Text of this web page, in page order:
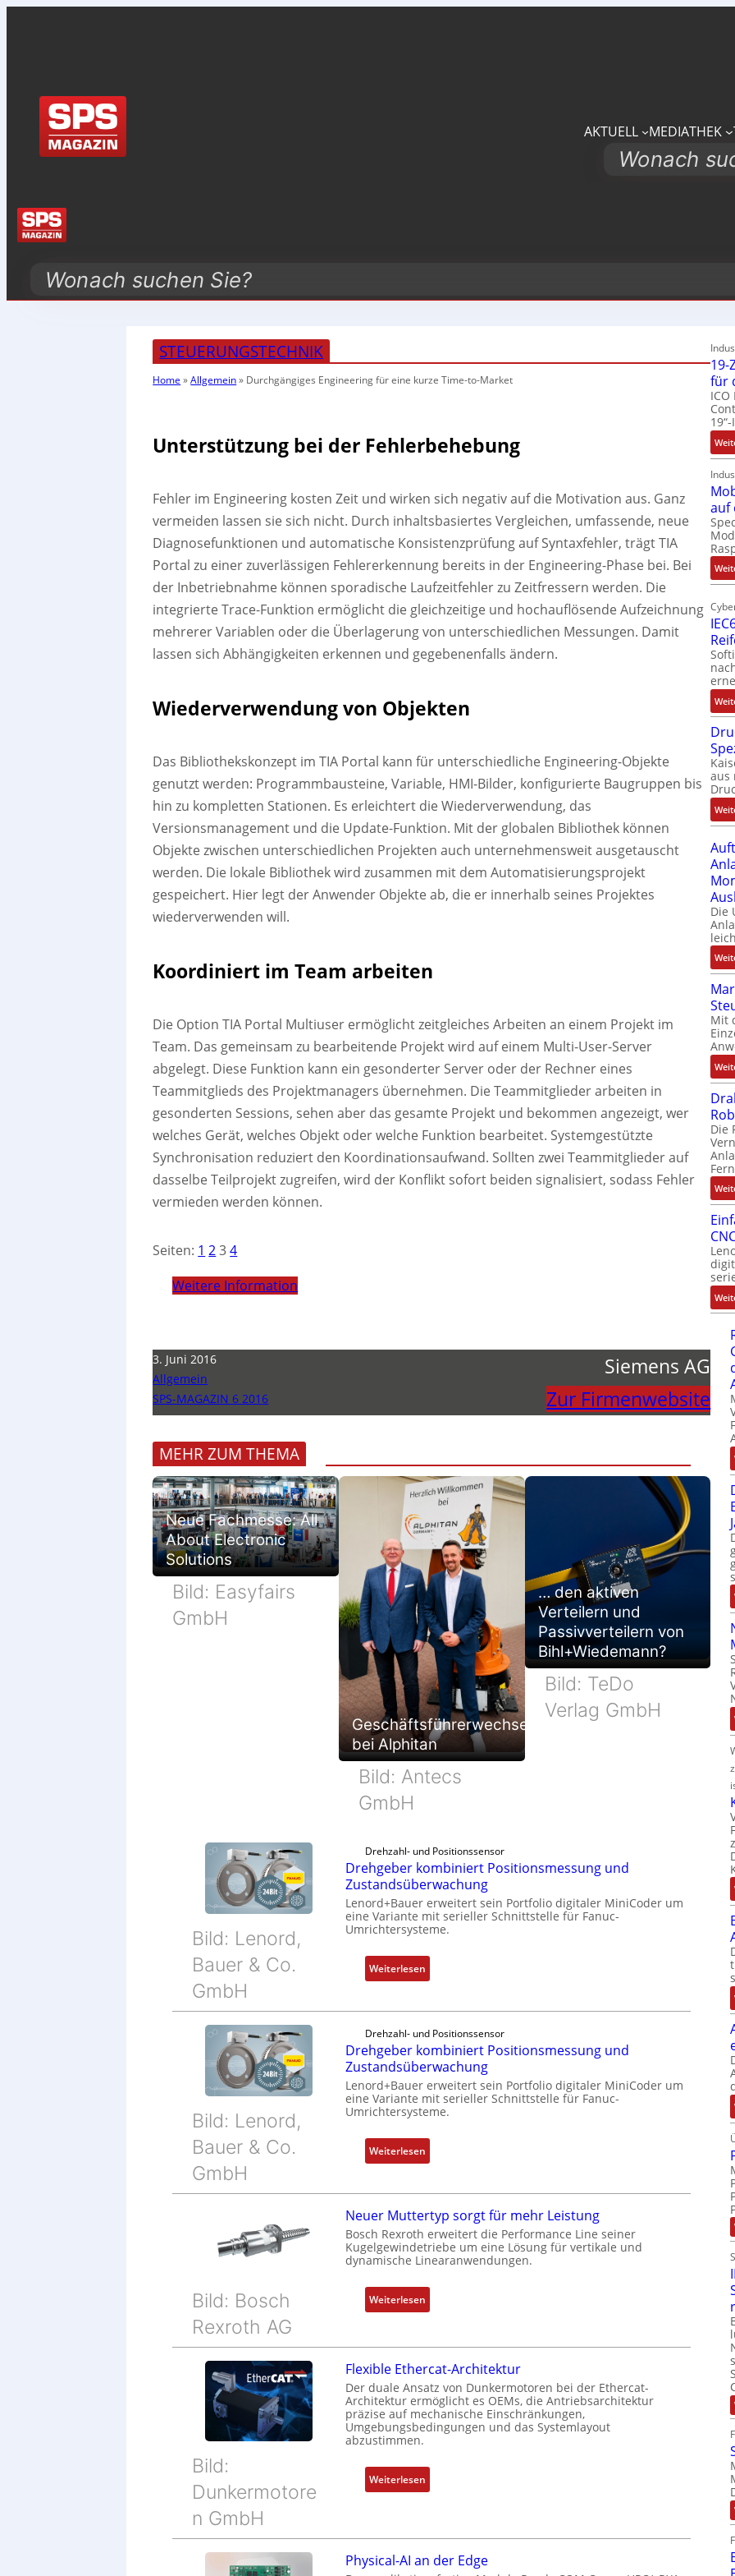
AKTUELL MEDIATHEK
Search
Search
STEUERUNGSTECHNIK
Home »Allgemein» Durchgängiges Engineering für eine kurze Time-to-Market
Unterstützung bei der Fehlerbehebung
Fehler im Engineering kosten Zeit und wirken sich negativ auf die Motivation aus. Ganz
vermeiden lassen sie sich nicht. Durch inhaltsbasiertes Vergleichen, umfassende, neue
Diagnosefunktionen und automatische Konsistenzprüfung auf Syntaxfehler, trägt TIA
Portal zu einer zuverlässigen Fehlererkennung bereits in der Engineering-Phase bei. Bei
der Inbetriebnahme können sporadische Laufzeitfehler zu Zeitfressern werden. Die
integrierte Trace-Funktion ermöglicht die gleichzeitige und hochauflösende Aufzeichnung
mehrerer Variablen oder die Überlagerung von unterschiedlichen Messungen. Damit
lassen sich Abhängigkeiten erkennen und gegebenenfalls ändern.
Wiederverwendung von Objekten
Das Bibliothekskonzept im TIA Portal kann für unterschiedliche Engineering-Objekte
genutzt werden: Programmbausteine, Variable, HMI-Bilder, konfigurierte Baugruppen bis
hin zu kompletten Stationen. Es erleichtert die Wiederverwendung, das
Versionsmanagement und die Update-Funktion. Mit der globalen Bibliothek können
Objekte zwischen unterschiedlichen Projekten auch unternehmensweit ausgetauscht
werden. Die lokale Bibliothek wird zusammen mit dem Automatisierungsprojekt
gespeichert. Hier legt der Anwender Objekte ab, die er innerhalb seines Projektes
wiederverwenden will.
Koordiniert im Team arbeiten
Die Option TIA Portal Multiuser ermöglicht zeitgleiches Arbeiten an einem Projekt im
Team. Das gemeinsam zu bearbeitende Projekt wird auf einem Multi-User-Server
abgelegt. Diese Funktion kann ein gesonderter Server oder der Rechner eines
Teammitglieds des Projektmanagers übernehmen. Die Teammitglieder arbeiten in
gesonderten Sessions, sehen aber das gesamte Projekt und bekommen angezeigt, wer
welches Gerät, welches Objekt oder welche Funktion bearbeitet. Systemgestützte
Synchronisation reduziert den Koordinationsaufwand. Sollten zwei Teammitglieder auf
dasselbe Teilprojekt zugreifen, wird der Konflikt sofort beiden signalisiert, sodass Fehler
vermieden werden können.
Seiten: 1 234
Weitere Information
3. Juni 2016
Allgemein
SPS-MAGAZIN 6 2016
Siemens AG
Zur Firmenwebsite
MEHR ZUM THEMA
Neue Fachmesse: All
About Electronic
Solutions
Bild: Easyfairs
GmbH
Geschäftsführerwechsel
bei Alphitan
Bild: Antecs
GmbH
… den aktiven
Verteilern und
Passivverteilern von
Bihl+Wiedemann?
Bild: TeDo
Verlag GmbH
Bild: Lenord,
Bauer & Co.
GmbH
Drehzahl- und Positionssensor
Drehgeber kombiniert Positionsmessung und
Zustandsüberwachung
Lenord+Bauer erweitert sein Portfolio digitaler MiniCoder um
eine Variante mit serieller Schnittstelle für Fanuc-
Umrichtersysteme.
Weiterlesen:
D
h
g
e
b
e
k
o
b
i
e
t
P
s
i
i
o
n
m
e
u
Bild: Lenord,
Bauer & Co.
GmbH
Drehzahl- und Positionssensor
Drehgeber kombiniert Positionsmessung und
Zustandsüberwachung
Lenord+Bauer erweitert sein Portfolio digitaler MiniCoder um
eine Variante mit serieller Schnittstelle für Fanuc-
Umrichtersysteme.
Weiterlesen:
D
h
g
e
e
r
b
i
n
i
t
P
t
Bild: Bosch
Rexroth AG
Neuer Muttertyp sorgt für mehr Leistung
Bosch Rexroth erweitert die Performance Line seiner
Kugelgewindetriebe um eine Lösung für vertikale und
dynamische Linearanwendungen.
Weiterlesen:
N
u
e
r
M
u
e
r
p
s
Bild:
Dunkermotore
n GmbH
Flexible Ethercat-Architektur
Der duale Ansatz von Dunkermotoren bei der Ethercat-
Architektur ermöglicht es OEMs, die Antriebsarchitektur
präzise auf mechanische Einschränkungen,
Umgebungsbedingungen und das Systemlayout
abzustimmen.
Weiterlesen:
F
Physical-AI an der Edge
19-
für
auf
aus
Die
Mit
Die